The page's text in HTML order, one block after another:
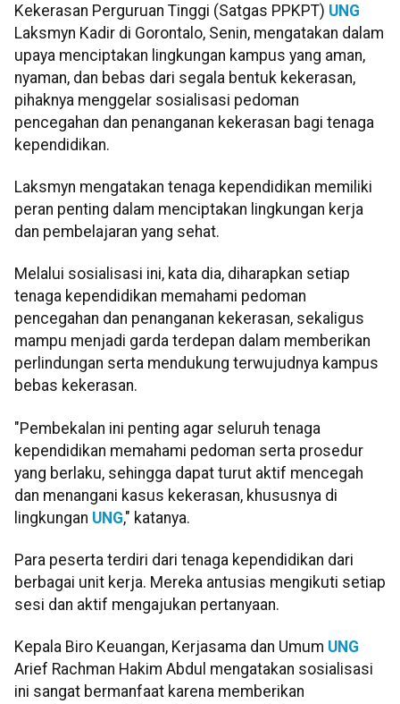
Kekerasan Perguruan Tinggi (Satgas PPKPT) UNG
Laksmyn Kadir di Gorontalo, Senin, mengatakan dalam
upaya menciptakan lingkungan kampus yang aman,
nyaman, dan bebas dari segala bentuk kekerasan,
pihaknya menggelar sosialisasi pedoman
pencegahan dan penanganan kekerasan bagi tenaga
kependidikan.
Laksmyn mengatakan tenaga kependidikan memiliki
peran penting dalam menciptakan lingkungan kerja
dan pembelajaran yang sehat.
Melalui sosialisasi ini, kata dia, diharapkan setiap
tenaga kependidikan memahami pedoman
pencegahan dan penanganan kekerasan, sekaligus
mampu menjadi garda terdepan dalam memberikan
perlindungan serta mendukung terwujudnya kampus
bebas kekerasan.
"Pembekalan ini penting agar seluruh tenaga
kependidikan memahami pedoman serta prosedur
yang berlaku, sehingga dapat turut aktif mencegah
dan menangani kasus kekerasan, khususnya di
lingkungan UNG," katanya.
Para peserta terdiri dari tenaga kependidikan dari
berbagai unit kerja. Mereka antusias mengikuti setiap
sesi dan aktif mengajukan pertanyaan.
Kepala Biro Keuangan, Kerjasama dan Umum UNG
Arief Rachman Hakim Abdul mengatakan sosialisasi
ini sangat bermanfaat karena memberikan